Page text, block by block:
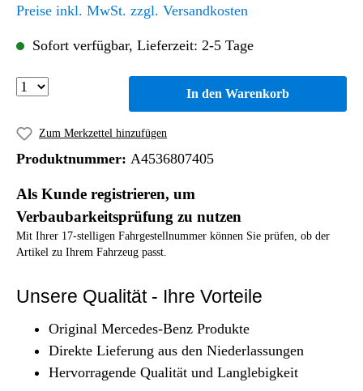
Preise inkl. MwSt. zzgl. Versandkosten
Sofort verfügbar, Lieferzeit: 2-5 Tage
In den Warenkorb
Zum Merkzettel hinzufügen
Produktnummer: A4536807405
Als Kunde registrieren, um
Verbaubarkeitsprüfung zu nutzen
Mit Ihrer 17-stelligen Fahrgestellnummer können Sie prüfen, ob der
Artikel zu Ihrem Fahrzeug passt.
Unsere Qualität - Ihre Vorteile
Original Mercedes-Benz Produkte
Direkte Lieferung aus den Niederlassungen
Hervorragende Qualität und Langlebigkeit